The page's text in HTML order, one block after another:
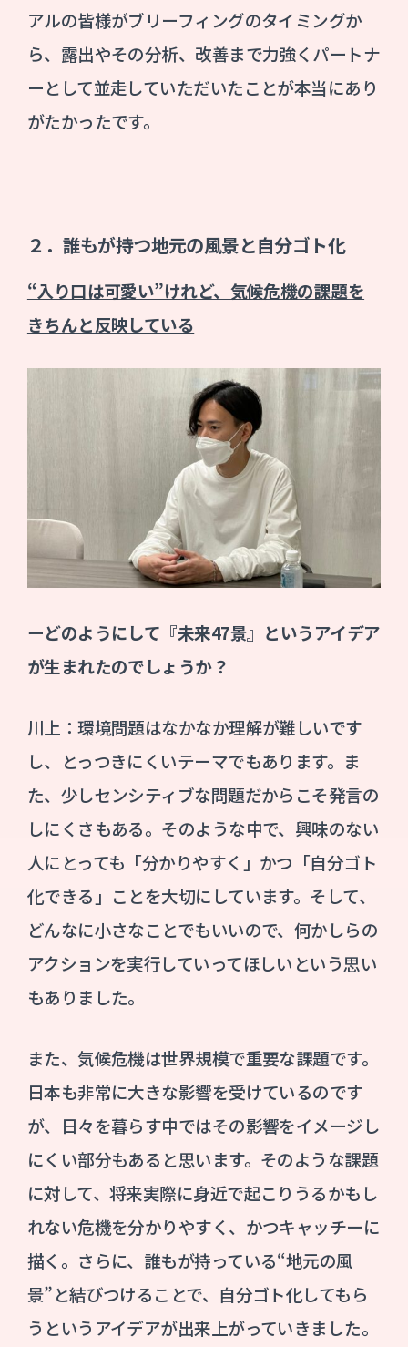
アルの皆様がブリーフィングのタイミングか
ら、露出やその分析、改善まで力強くパートナ
ーとして並走していただいたことが本当にあり
がたかったです。
２．誰もが持つ地元の風景と自分ゴト化
“入り口は可愛い”けれど、気候危機の課題を
きちんと反映している
ーどのようにして『未来47景』というアイデア
が生まれたのでしょうか？
川上：環境問題はなかなか理解が難しいです
し、とっつきにくいテーマでもあります。ま
た、少しセンシティブな問題だからこそ発言の
しにくさもある。そのような中で、興味のない
人にとっても「分かりやすく」かつ「自分ゴト
化できる」ことを大切にしています。そして、
どんなに小さなことでもいいので、何かしらの
アクションを実行していってほしいという思い
もありました。
また、気候危機は世界規模で重要な課題です。
日本も非常に大きな影響を受けているのです
が、日々を暮らす中ではその影響をイメージし
にくい部分もあると思います。そのような課題
に対して、将来実際に身近で起こりうるかもし
れない危機を分かりやすく、かつキャッチーに
描く。さらに、誰もが持っている“地元の風
景”と結びつけることで、自分ゴト化してもら
うというアイデアが出来上がっていきました。